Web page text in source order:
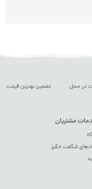
در محل تضمین بهترین قیمت
مشتریان
شگفت انگیز